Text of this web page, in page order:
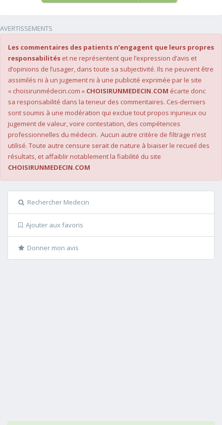
AVERTISSEMENTS
Les commentaires des patients n’engagent que leurs propres
responsabilités et ne représentent que l’expression d’avis et
d’opinions de l’usager, dans toute sa subjectivité. Ils ne peuvent être
assimilés ni à un jugement ni à une publicité exprimée par le site
« choisirunmédecin.com » CHOISIRUNMEDECIN.COM écarte donc
sa responsabilité dans la teneur des commentaires. Ces-derniers
sont soumis à une modération qui exclue tout propos injurieux ou
jugement de valeur, voire contestation, des compétences
professionnelles du médecin. Aucun autre critère de filtrage n’est
utilisé. Toute autre censure serait de nature à biaiser le recueil des
résultats, et affaiblir notablement la fiabilité du site
CHOISIRUNMEDECIN.COM
Rechercher Medecin
Ajouter aux favoris
Donner mon avis